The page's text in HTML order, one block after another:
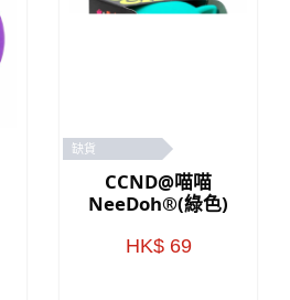
缺貨
CCND@喵喵
NeeDoh®(綠色)
HK$ 69